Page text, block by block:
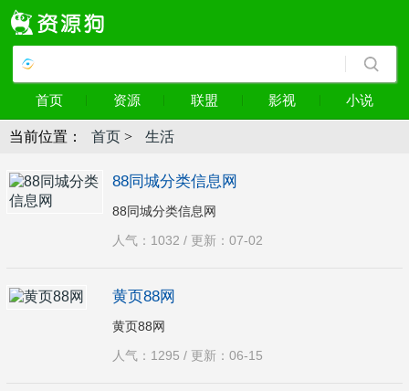
首页 资源 联盟 影视 小说
当前位置： 首页 > 生活
88同城分类信息网
88同城分类信息网
人气：1032 / 更新：07-02
黄页88网
黄页88网
人气：1295 / 更新：06-15